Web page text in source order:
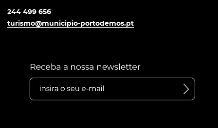
244 499 656
turismo@municipio-portodemos.pt